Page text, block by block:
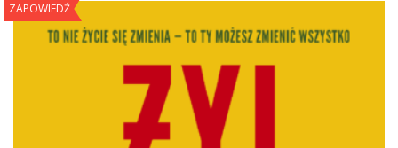
ZAPOWIEDŹ